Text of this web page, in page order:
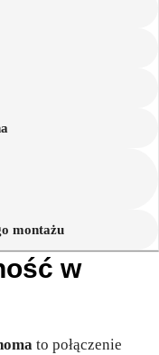
montażu
w
to połączenie